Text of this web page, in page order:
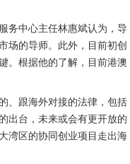
务中心主任林惠斌认为，导
场的导师。此外，目前初创
。根据他的了解，目前港澳
、跟海外对接的法律，包括
出台，未来或会有更开放的
湾区的协同创业项目走出海